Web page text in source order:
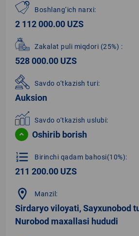
Boshlang‘ich narxi:
2 112 000.00 UZS
Zakalat puli miqdori (25%) :
528 000.00 UZS
Savdo o‘tkazish turi:
Auksion
Savdo o‘tkazish uslubi:
Oshirib borish
format_list_numbered Birinchi qadam bahosi(10%):
211 200.00 UZS
location_on Manzil:
Sirdaryo viloyati, Sayxunobod
Nurobod maxallasi hududi